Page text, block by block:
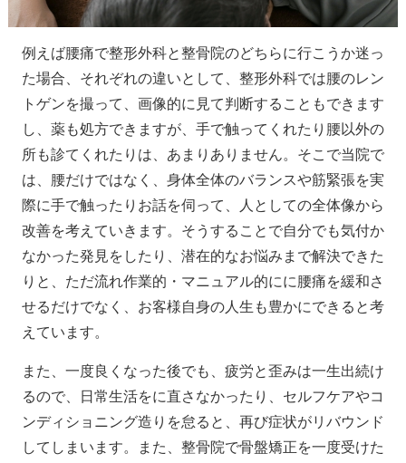
例えば腰痛で整形外科と整骨院のどちらに行こうか迷っ
た場合、それぞれの違いとして、整形外科では腰のレン
トゲンを撮って、画像的に見て判断することもできます
し、薬も処方できますが、手で触ってくれたり腰以外の
所も診てくれたりは、あまりありません。そこで当院で
は、腰だけではなく、身体全体のバランスや筋緊張を実
際に手で触ったりお話を伺って、人としての全体像から
改善を考えていきます。そうすることで自分でも気付か
なかった発見をしたり、潜在的なお悩みまで解決できた
りと、ただ流れ作業的・マニュアル的にに腰痛を緩和さ
せるだけでなく、お客様自身の人生も豊かにできると考
えています。
また、一度良くなった後でも、疲労と歪みは一生出続け
るので、日常生活をに直さなかったり、セルフケアやコ
ンディショニング造りを怠ると、再び症状がリバウンド
してしまいます。また、整骨院で骨盤矯正を一度受けた